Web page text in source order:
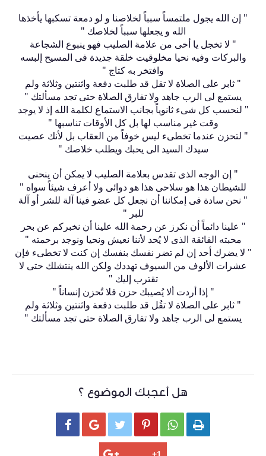
" إن الله يجول ملتمساً سبباً لخلاصنا و لو دمعة تسكبها يأخذها
الله و يجعلها سبباً لخلاصك "
" لا تخجل يا أخى من علامة الصليب فهو ينبوع الشجاعة
والبركات وفيه نحيا مخلوقيت خلقة جديدة فى المسيح إلبسه
وافتخر به كتاج "
" ثابر على الصلاة لا تقل قد طلبت دفعة واثنتين وثلاثة ولم
يستمع لى الرب جاهد ولا تفارق الصلاة حتى تجد مسألتك "
" لنحسب كل شىء ثانوياً بجانب الاستماع لكلمة الله إذ لا يوجد
وقت غير مناسب لها بل كل الأوقات تناسبها "
" لتحزن عندما تخطىء ليس خوفاً من العقاب بل لأنك عصيت
سيدك السيد الى يحبك ويطلب خلاصك "
" إن الوجه الذى تقدس بعلامة الصليب لا يمكن أن ينحنى
للشيطان هذا هو سلاحى هذا هو دوائى ولا أعرف شيئاً سواه "
" نحن سادة فى إمكاننا أن نجعل كل عضو فينا آلة للشر أو آلة
للبر "
" علينا دائماً أن نكرز عن رحمة الله علينا أن نخبركم عن بحر
محبته الفائقة الذى لا يُحد لأننا نعيش ونحيا ونوجد برحمته "
" لا يضرك أحد إن لم تضر نفسك بنفسك إن كنت لا تخطىء فإن
عشرات الألوف من السيوف تهددك ولكن الله ينتشلك حتى لا
تقترب إليك "
" إذا أردت ألا يُصيبك حزن فلا تُحزن إنساناً "
" ثابر على الصلاة لا تقُل قد طلبت دفعة واثنتين وثلاثة ولم
يستمع لى الرب جاهد ولا تفارق الصلاة حتى تجد مسألتك "
هل أعجبك الموضوع ؟
     